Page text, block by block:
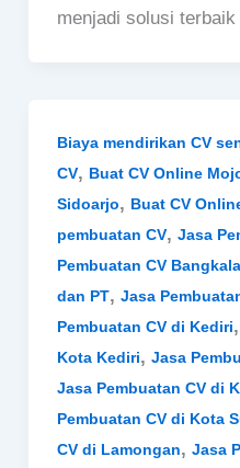
menjadi solusi terbaik
Biaya mendirikan CV
CV, Buat CV Online
Sidoarjo, Buat CV
pembuatan CV, Jasa
Pembuatan CV
dan PT, Jasa
Pembuatan CV di Kediri,
Kota Kediri, Jasa
Jasa Pembuatan CV di
Pembuatan CV di Kota
CV di Lamongan, Jasa